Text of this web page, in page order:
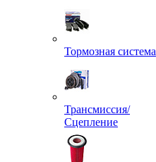
Тормозная система
Трансмиссия/
Сцепление